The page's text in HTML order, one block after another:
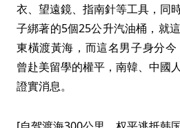
衣、望遠鏡、指南針等工具，同
子綁著的5個25公升汽油桶，就
東橫渡黃海，而這名男子身分
曾赴美留學的權平，南韓、中國
證實消息。